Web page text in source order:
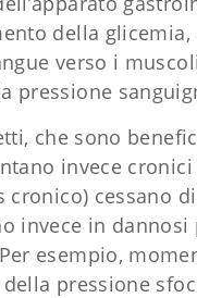
della glicemia,
verso i
pressione
che sono
invece cronici
cronico) cessano
invece in dannosi
esempio,
pressione